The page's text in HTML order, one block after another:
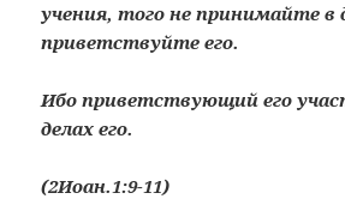
учения, того не принимайте в
приветствуйте его.
Ибо приветствующий его
делах его.
(2Иоан.1:9-11)